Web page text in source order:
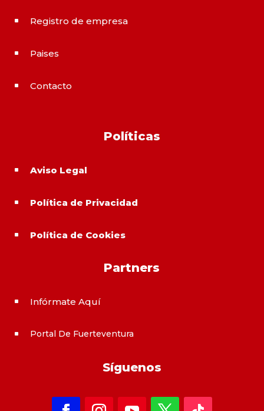
^ Registro de empresa
^ Paises
^ Contacto
Políticas
^ Aviso Legal
^ Política de Privacidad
^ Política de Cookies
Partners
^ Infórmate Aquí
^ Portal De Fuerteventura
Síguenos